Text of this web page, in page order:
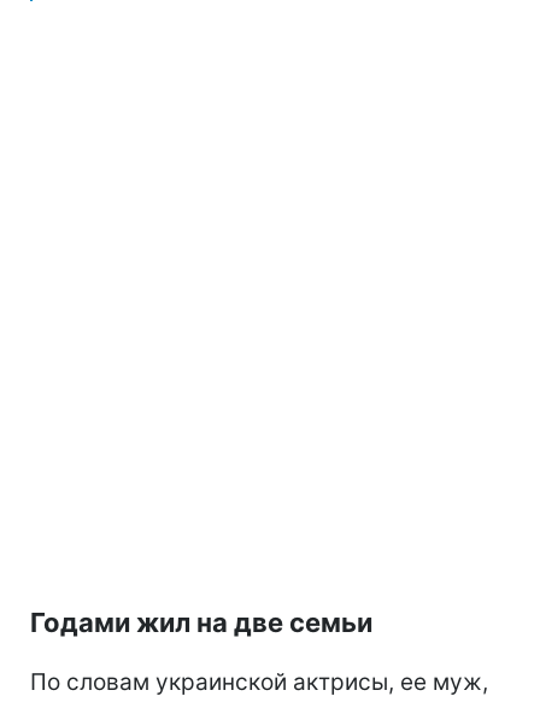
Годами жил на две семьи
По словам украинской актрисы, ее муж,